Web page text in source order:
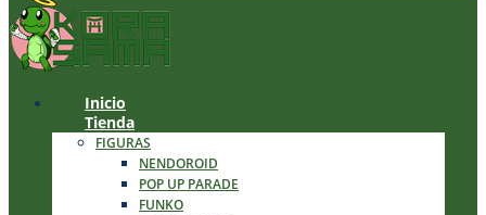
Inicio
Tienda
FIGURAS
NENDOROID
POP UP PARADE
FUNKO